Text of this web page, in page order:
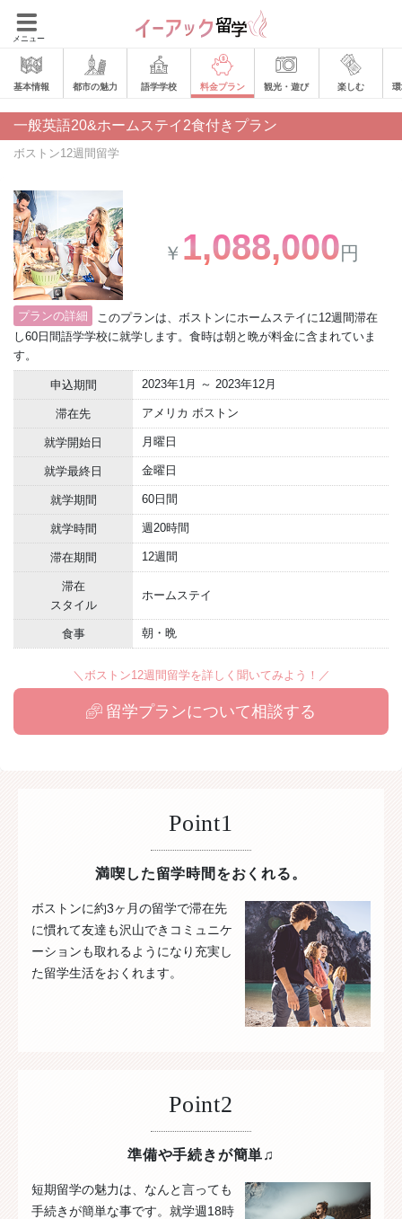
メニュー
基本情報 都市の魅力 語学学校 料金プラン 観光・遊び 楽しむ
一般英語20&ホームステイ2食付きプラン
ボストン12週間留学
￥ 1,088,000円
プランの詳細
このプランは、ボストンにホームステイに12週間滞在
し60日間語学学校に就学します。食時は朝と晩が料金に含まれていま
す。
申込期間 2023年1月 ～ 2023年12月
滞在先 アメリカ ボストン
就学開始日 月曜日
就学最終日 金曜日
就学期間 60日間
就学時間 週20時間
滞在期間 12週間
滞在
スタイル
ホームステイ
食事 朝・晩
＼ボストン12週間留学を詳しく聞いてみよう！／
留学プランについて相談する
Point1
満喫した留学時間をおくれる。
ボストンに約3ヶ月の留学で滞在先
に慣れて友達も沢山できコミュニケ
ーションも取れるようになり充実し
た留学生活をおくれます。
Point2
準備や手続きが簡単♫
短期留学の魅力は、なんと言っても
手続きが簡単な事です。就学週18時